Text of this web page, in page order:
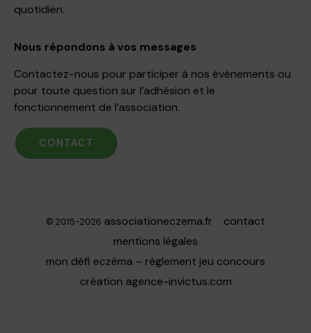
quotidien.
Nous répondons à vos messages
Contactez-nous pour participer à nos événements ou
pour toute question sur l’adhésion et le
fonctionnement de l’association.
CONTACT
© 2015-2026 associationeczema.fr
contact
mentions légales
mon défi eczéma – règlement jeu concours
création agence-invictus.com